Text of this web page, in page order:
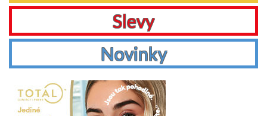
Slevy
Novinky